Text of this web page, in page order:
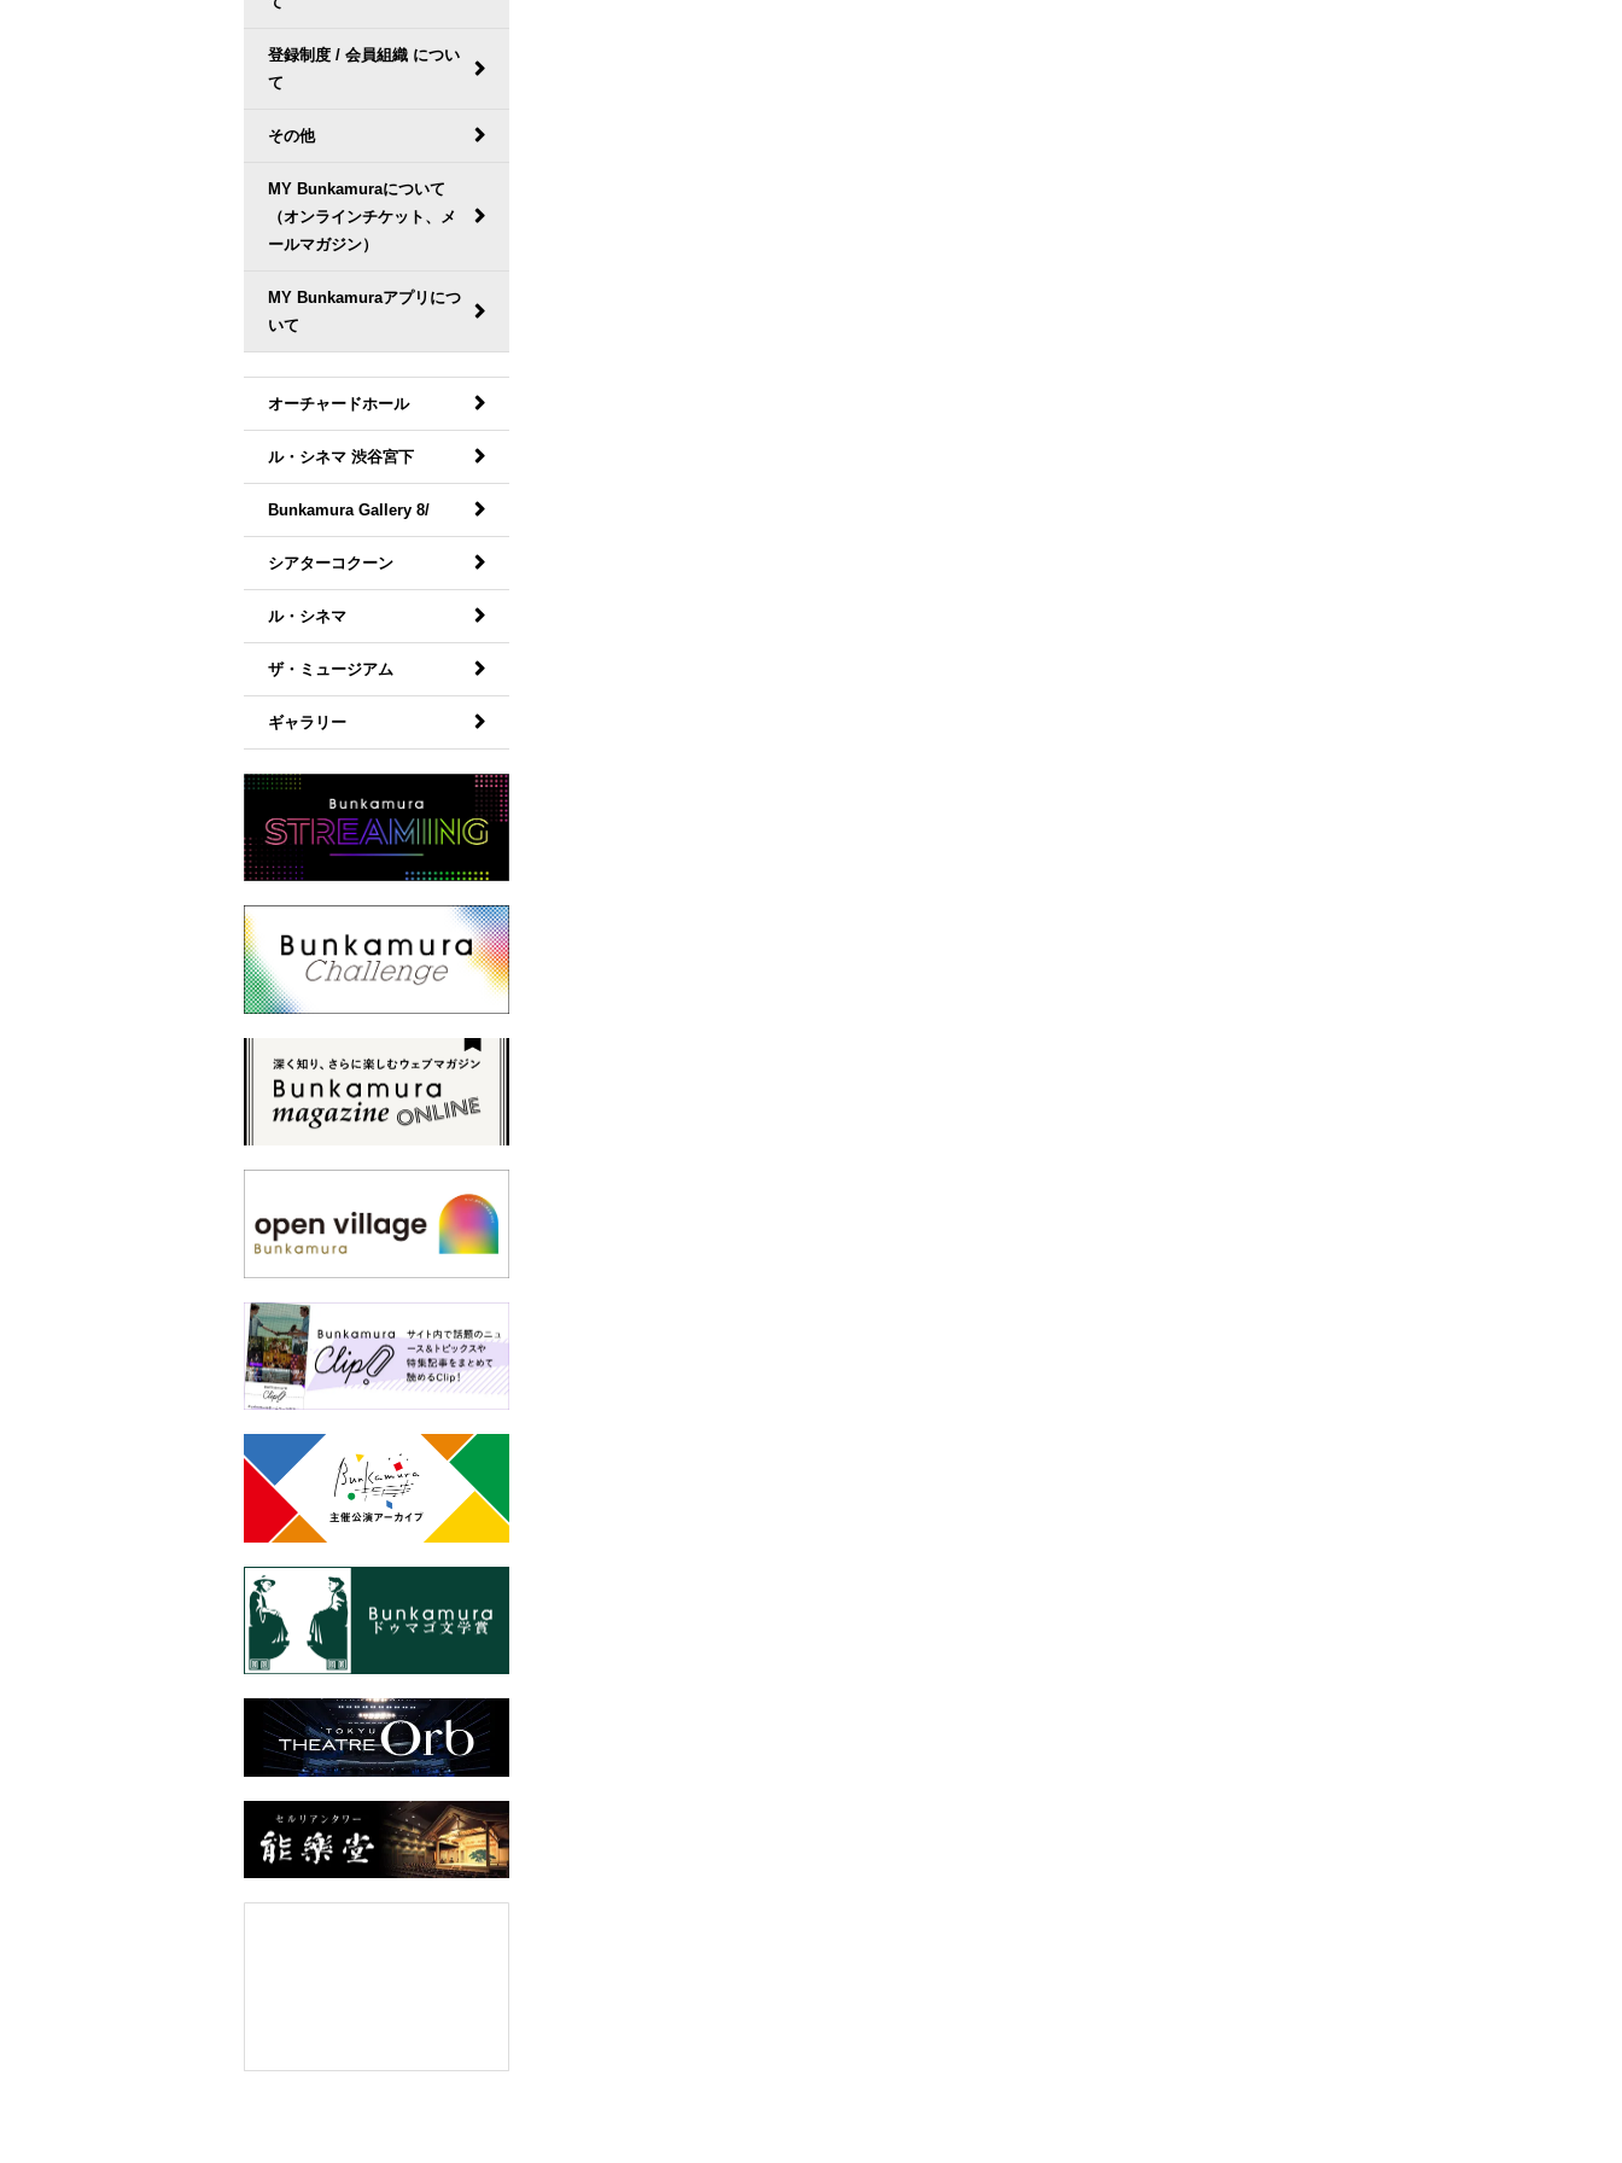
登録制度 / 会員組織 につい
て
その他
MY Bunkamuraについて
（オンラインチケット、メ
ールマガジン）
MY Bunkamuraアプリにつ
いて
オーチャードホール
ル・シネマ 渋谷宮下
Bunkamura Gallery 8/
シアターコクーン
ル・シネマ
ザ・ミュージアム
ギャラリー